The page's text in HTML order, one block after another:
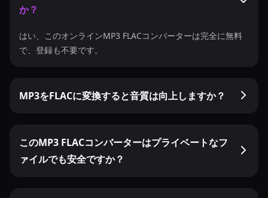
か？
はい、このオンラインMP3 FLACコンバーターは完全に無料
で、登録も不要です。
MP3をFLACに変換すると音質は向上しますか？
このMP3 FLACコンバーターはプライベートなフ
ァイルでも安全ですか？